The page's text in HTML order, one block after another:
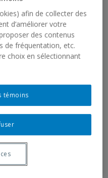
DE
POUR
ÂGÉS
CHEZ
afin de collecter des
d’améliorer votre
des contenus
de fréquentation, etc.
choix en sélectionnant
témoins